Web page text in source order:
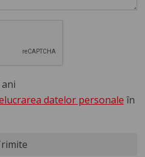
datelor personale în